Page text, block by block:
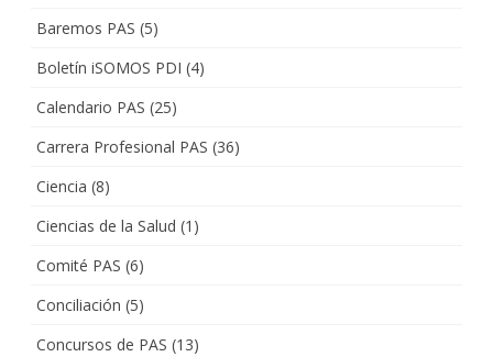
Baremos PAS (5)
Boletín iSOMOS PDI (4)
Calendario PAS (25)
Carrera Profesional PAS (36)
Ciencia (8)
Ciencias de la Salud (1)
Comité PAS (6)
Conciliación (5)
Concursos de PAS (13)